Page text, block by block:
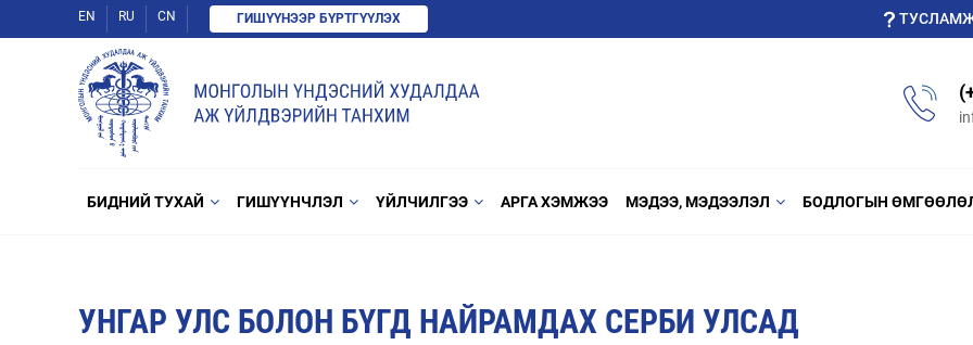
EN RU CN ГИШҮҮНЭЭР БҮРТГҮҮЛЭХ
БИДНИЙ ТУХАЙ ГИШҮҮНЧЛЭЛ ҮЙЛЧИЛГЭЭ АРГА ХЭМЖЭЭ МЭДЭЭ, МЭДЭЭЛЭЛ БОДЛОГЫН
УНГАР УЛС БОЛОН БҮГД НАЙРАМДАХ СЕРБИ УЛСАД